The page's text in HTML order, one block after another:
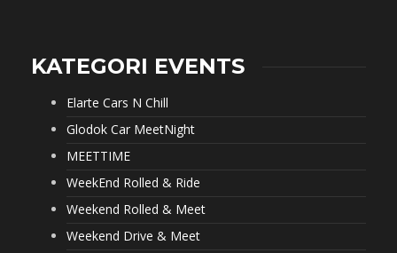
KATEGORI EVENTS
Elarte Cars N Chill
Glodok Car MeetNight
MEETTIME
WeekEnd Rolled & Ride
Weekend Rolled & Meet
Weekend Drive & Meet